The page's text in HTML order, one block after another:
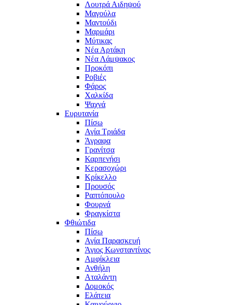
Λουτρά Αιδηψού
Μαγούλα
Μαντούδι
Μαρμάρι
Μύτικας
Νέα Αρτάκη
Νέα Λάμψακος
Προκόπι
Ροβιές
Φάρος
Χαλκίδα
Ψαχνά
Ευρυτανία
Πίσω
Αγία Τριάδα
Άγραφα
Γρανίτσα
Καρπενήσι
Κερασοχώρι
Κρίκελλο
Προυσός
Ραπτόπουλο
Φουρνά
Φραγκίστα
Φθιώτιδα
Πίσω
Αγία Παρασκευή
Άγιος Κωνσταντίνος
Αμφίκλεια
Ανθήλη
Αταλάντη
Δομοκός
Ελάτεια